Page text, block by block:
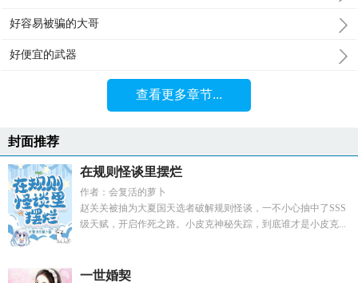
好容易被骗的大哥
好便宜的武器
查看更多章节...
封面推荐
在规则怪谈里摆烂
作者：会复活的萝卜
赵关关被抽为大夏国天选者破解规则怪谈，一不小心抽中了SSS
级天赋，开启作死之路。小皮克神秘失踪，到底谁才是小皮克...
一世婚契